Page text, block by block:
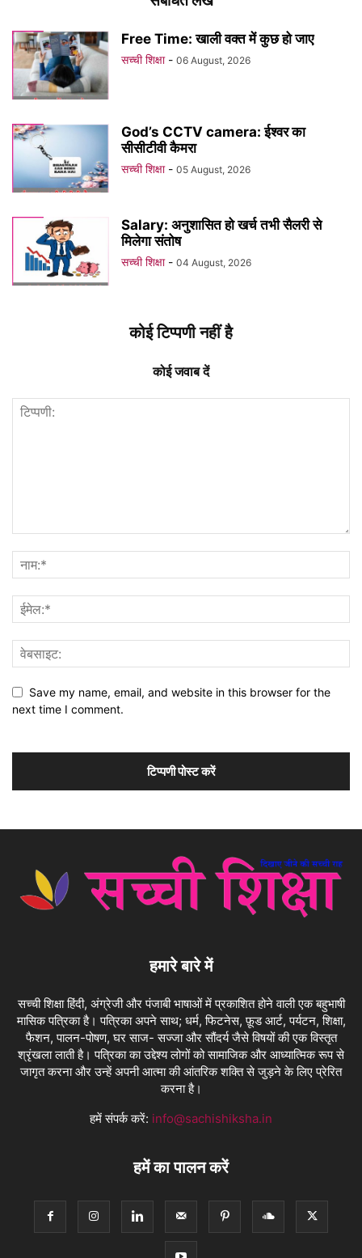
Free Time: खाली वक्त में कुछ हो जाए
सच्ची शिक्षा - 06 August, 2026
God’s CCTV camera: ईश्वर का
सीसीटीवी कैमरा
सच्ची शिक्षा - 05 August, 2026
Salary: अनुशासित हो खर्च तभी सैलरी से
मिलेगा संतोष
सच्ची शिक्षा - 04 August, 2026
कोई टिप्पणी नहीं है
कोई जवाब दें
Save my name, email, and website in this browser for the
next time I comment.
हमारे बारे में
सच्ची शिक्षा हिंदी, अंग्रेजी और पंजाबी भाषाओं में प्रकाशित होने वाली एक बहुभाषी
मासिक पत्रिका है। पत्रिका अपने साथ; धर्म, फिटनेस, फ़ूड आर्ट, पर्यटन, शिक्षा,
फैशन, पालन-पोषण, घर साज- सज्जा और सौंदर्य जैसे विषयों की एक विस्तृत
श्रृंखला लाती है। पत्रिका का उद्देश्य लोगों को सामाजिक और आध्यात्मिक रूप से
जागृत करना और उन्हें अपनी आत्मा की आंतरिक शक्ति से जुड़ने के लिए प्रेरित
करना है।
हमें संपर्क करें: info@sachishiksha.in
हमें का पालन करें